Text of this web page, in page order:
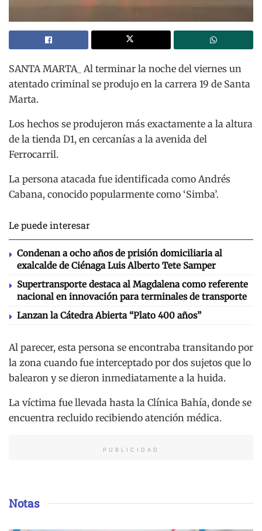
SANTA MARTA_ Al terminar la noche del viernes un
atentado criminal se produjo en la carrera 19 de Santa
Marta.
Los hechos se produjeron más exactamente a la altura
de la tienda D1, en cercanías a la avenida del
Ferrocarril.
La persona atacada fue identificada como Andrés
Cabana, conocido popularmente como ‘Simba’.
Le puede interesar
Condenan a ocho años de prisión domiciliaria al
exalcalde de Ciénaga Luis Alberto Tete Samper
Supertransporte destaca al Magdalena como referente
nacional en innovación para terminales de transporte
Lanzan la Cátedra Abierta “Plato 400 años”
Al parecer, esta persona se encontraba transitando por
la zona cuando fue interceptado por dos sujetos que lo
balearon y se dieron inmediatamente a la huida.
La víctima fue llevada hasta la Clínica Bahía, donde se
encuentra recluido recibiendo atención médica.
PUBLICIDAD
Notas